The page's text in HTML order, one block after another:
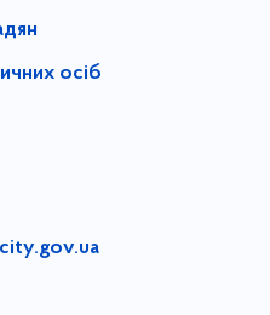
осіб